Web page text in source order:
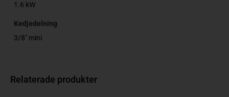
1.6 kW
Kedjedelning
3/8" mini
Relaterade produkter